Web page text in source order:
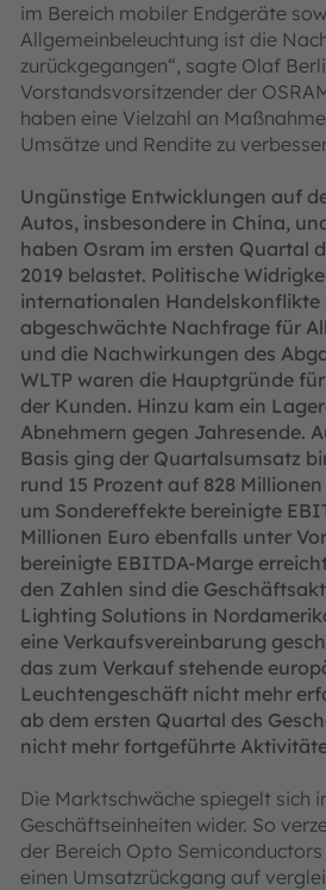
im Bereich mobiler Endgeräte
Allgemeinbeleuchtung ist die
zurückgegangen“, sagte Olaf
Vorstandsvorsitzender der
haben eine Vielzahl an
Umsätze und Rendite zu
Ungünstige Entwicklungen auf
Autos, insbesondere in China,
haben Osram im ersten Quartal
2019 belastet. Politische
internationalen Handelskonflikte
abgeschwächte Nachfrage für
und die Nachwirkungen des
WLTP waren die Hauptgründe
der Kunden. Hinzu kam ein
Abnehmern gegen Jahresende.
Basis ging der Quartalsumsatz
rund 15 Prozent auf 828
um Sondereffekte bereinigte
Millionen Euro ebenfalls unter
bereinigte EBITDA-Marge
den Zahlen sind die
Lighting Solutions in
eine Verkaufsvereinbarung
das zum Verkauf stehende
Leuchtengeschäft nicht mehr
ab dem ersten Quartal des
nicht mehr fortgeführte
Die Marktschwäche spiegelt sich
Geschäftseinheiten wider. So
der Bereich Opto
einen Umsatzrückgang auf